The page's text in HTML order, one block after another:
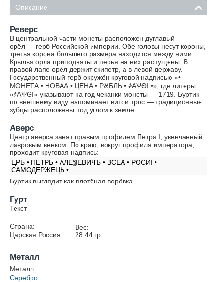
Описание
Реверс
В центральной части монеты расположен дуглавый
орёл — герб Российской империи. Обе головы несут короны,
третья корона большего размера находится между ними.
Крылья орла приподняты и перья на них распущены. В
правой лапе орёл держит скипетр, а в левой державу.
Государственный герб окружён круговой надписью «•
МОНЕТА • НОВАѦ • ЦЕНА • РꙊБЛЬ • ҂АѰѲI •», где литеры
«҂АѰѲI» указывают на год чеканки монеты — 1719. Буртик
по внешнему виду напоминает витой трос — традиционные
зубцы расположены под углом к земле.
Аверс
Центр аверса занят правым профилем Петра I, увенчанный
лавровым венком. По краю, вокруг профиля императора,
проходит круговая надпись:
ЦРЬ • ПЕТРЬ • АЛЕѯIЕВИЧЪ • ВСЕѦ • РОСИI •
САМОДЕРЖЕЦЬ •
Буртик выглядит как плетёная верёвка.
Гурт
Текст
Страна:
Царская Россия
Вес:
28.44гр.
Металл
Металл:
Серебро